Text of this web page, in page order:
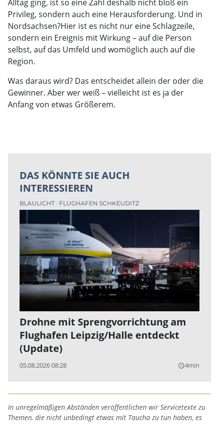
Alltag ging, ist so eine Zahl deshalb nicht bloß ein
Privileg, sondern auch eine Herausforderung. Und in
Nordsachsen?Hier ist es nicht nur eine Schlagzeile,
sondern ein Ereignis mit Wirkung – auf die Person
selbst, auf das Umfeld und womöglich auch auf die
Region.
Was daraus wird? Das entscheidet allein der oder die
Gewinner. Aber wer weiß – vielleicht ist es ja der
Anfang von etwas Größerem.
DAS KÖNNTE SIE AUCH
INTERESSIEREN
BLAULICHT FLUGHAFEN SCHKEUDITZ
Drohne mit Sprengvorrichtung am
Flughafen Leipzig/Halle entdeckt
(Update)
05.08.2026 08:28 query_builder4min
In unregelmäßigen Abständen veröffentlichen wir Servicetexte zu
Themen, die nicht unbedingt etwas mit Taucha zu tun haben, es